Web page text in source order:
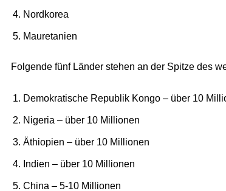
Nordkorea
Mauretanien
Folgende fünf Länder stehen an der Spitze des
Demokratische Republik Kongo – über 10
Nigeria – über 10 Millionen
Äthiopien – über 10 Millionen
Indien – über 10 Millionen
China – 5-10 Millionen